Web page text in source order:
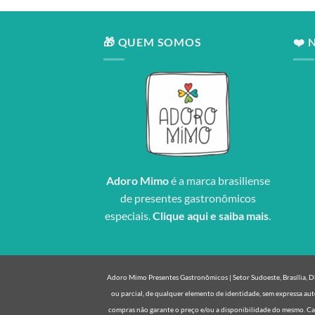
🎁 QUEM SOMOS
Adoro Mimoé a marca brasiliense
de presentes gastronômicos
especiais. Clique aqui e saiba mais
❤️
Adoro Mimo Presentes Gastronômicos | Setor Sudoeste, Brasília,
ou parcial, de qualquer elemento de identidade, sem expressa
compras não garante o preço e/ou a disponibilidade do mesmo.